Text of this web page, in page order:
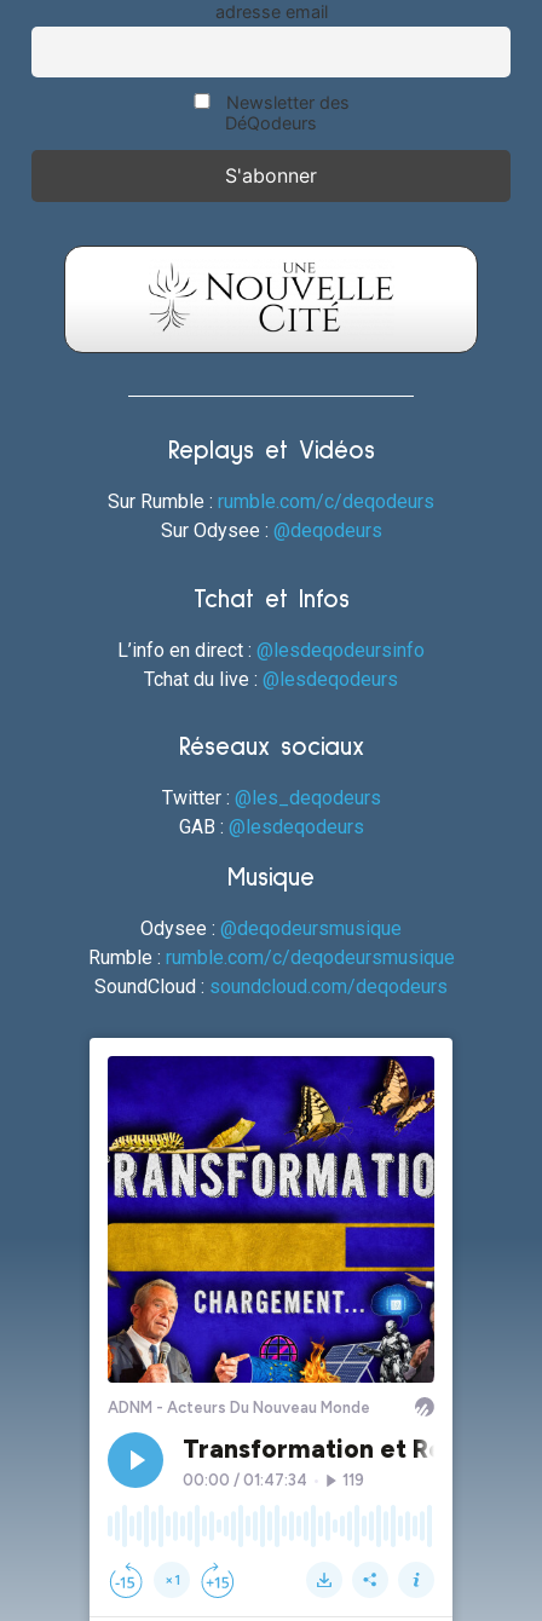
adresse email
Newsletter des
DéQodeurs
Replays et Vidéos
Sur Rumble : rumble.com/c/deqodeurs
Sur Odysee : @deqodeurs
Tchat et Infos
L’info en direct : @lesdeqodeursinfo
Tchat du live : @lesdeqodeurs
Réseaux sociaux
Twitter : @les_deqodeurs
GAB : @lesdeqodeurs
Musique
Odysee : @deqodeursmusique
Rumble : rumble.com/c/deqodeursmusique
SoundCloud : soundcloud.com/deqodeurs